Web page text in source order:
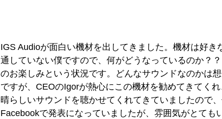
IGS Audioが面白い機材を出してきました。機材は好
通していない僕ですので、何がどうなっているのか？
のお楽しみという状況です。どんなサウンドなのかは
ですが、CEOのIgorが熱心にこの機材を勧めてきてく
晴らしいサウンドを聴かせてくれてきていましたので
Facebookで発表になっていましたが、雰囲気がとても